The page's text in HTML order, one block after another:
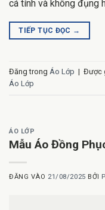
cá tính và không đụng
TIẾP TỤC ĐỌC →
Đăng trong Áo Lớp | Được
Áo Lớp
ÁO LỚP
Mẫu Áo Đồng
ĐĂNG VÀO 21/08/2025 BỞI